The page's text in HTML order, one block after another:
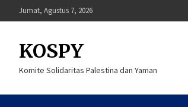
to
Jumat, Agustus 7, 2026
KOSPY
Komite Solidaritas Palestina dan Yaman